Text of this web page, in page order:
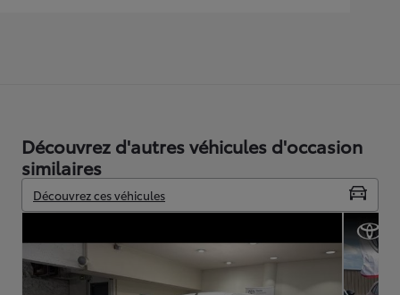
Découvrez d'autres véhicules d'occasion
similaires
Découvrez ces véhicules